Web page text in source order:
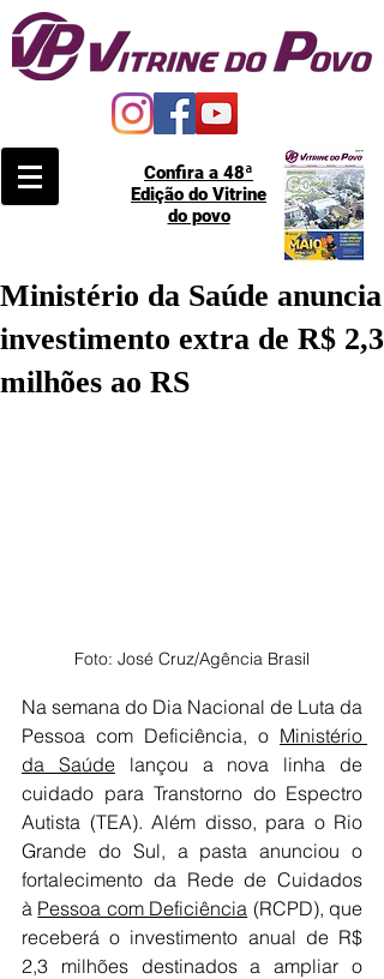
Confira a 48ª
Edição do Vitrine
do povo
Ministério da Saúde anuncia
investimento extra de R$ 2,3
milhões ao RS
Foto: José Cruz/Agência Brasil
Na semana do Dia Nacional de Luta da
Pessoa com Deficiência, o Ministério
da Saúde lançou a nova linha de
cuidado para Transtorno do Espectro
Autista (TEA). Além disso, para o Rio
Grande do Sul, a pasta anunciou o
fortalecimento da Rede de Cuidados
à Pessoa com Deficiência (RCPD), que
receberá o investimento anual de R$
2,3 milhões destinados a ampliar o